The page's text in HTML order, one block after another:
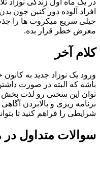
یک ماه اول زندگی نوزاد
آلوده دور کنین چون
سریع میکروب ها را
خطر قرار بده.
آخر
یک نوزاد جدید به کانون
که البته در صورت
این سختی رو لذت بخش
ریزی و بالابردن آگاهی
را فراهم کنید تا
متداول در